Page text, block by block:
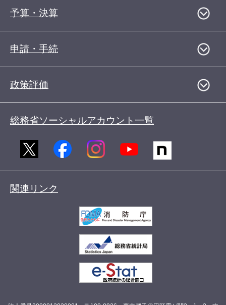
予算・決算
申請・手続
政策評価
総務省ソーシャルアカウント一覧
関連リンク